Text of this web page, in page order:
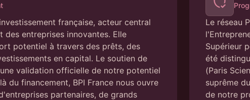
française, acteur central
entreprises innovantes. Elle
potentiel à travers des prêts, des
en capital. Le soutien de
validation officielle de notre potentiel
du financement, BPI France nous ouvre
partenaires, de grands
Le réseau
Supérieur
été
(Paris
suprême
de notre